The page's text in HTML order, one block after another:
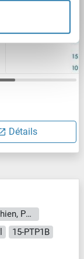
Détails
Reactivité: Humain, Souris, Rat, Chien, Poulet, Grenouille
15-PTP1B